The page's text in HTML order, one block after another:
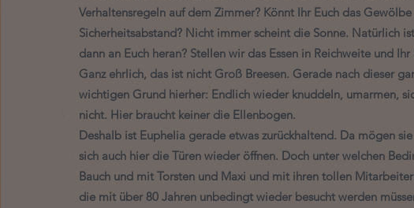
Verhaltensregeln auf dem Zimmer? Könnt Ihr Euch das
Sicherheitsabstand? Nicht immer scheint die Sonne. Natürlich
dann an Euch heran? Stellen wir das Essen in Reichweite und
Ganz ehrlich, das ist nicht Groß Breesen. Gerade nach dieser
wichtigen Grund hierher: Endlich wieder knuddeln, umarmen,
nicht. Hier braucht keiner die Ellenbogen.
Deshalb ist Euphelia gerade etwas zurückhaltend. Da mögen
sich auch hier die Türen wieder öffnen. Doch unter welchen
Bauch und mit Torsten und Maxi und mit ihren tollen
die mit über 80 Jahren unbedingt wieder besucht werden